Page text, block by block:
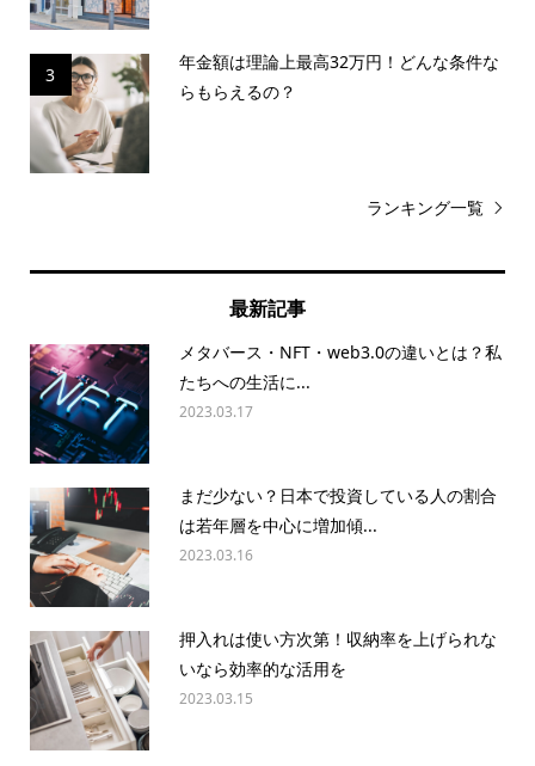
3
年金額は理論上最高32万円！どんな条件な
らもらえるの？
ランキング一覧
最新記事
メタバース・NFT・web3.0の違いとは？私
たちへの生活に...
2023.03.17
まだ少ない？日本で投資している人の割合
は若年層を中心に増加傾...
2023.03.16
押入れは使い方次第！収納率を上げられな
いなら効率的な活用を
2023.03.15